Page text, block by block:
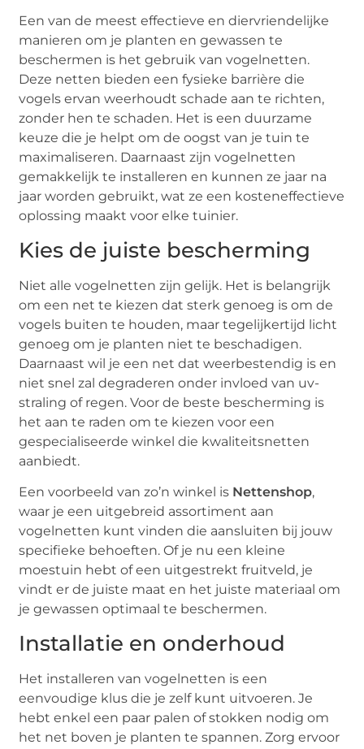
Een van de meest effectieve en diervriendelijke
manieren om je planten en gewassen te
beschermen is het gebruik van vogelnetten.
Deze netten bieden een fysieke barrière die
vogels ervan weerhoudt schade aan te richten,
zonder hen te schaden. Het is een duurzame
keuze die je helpt om de oogst van je tuin te
maximaliseren. Daarnaast zijn vogelnetten
gemakkelijk te installeren en kunnen ze jaar na
jaar worden gebruikt, wat ze een kosteneffectieve
oplossing maakt voor elke tuinier.
Kies de juiste bescherming
Niet alle vogelnetten zijn gelijk. Het is belangrijk
om een net te kiezen dat sterk genoeg is om de
vogels buiten te houden, maar tegelijkertijd licht
genoeg om je planten niet te beschadigen.
Daarnaast wil je een net dat weerbestendig is en
niet snel zal degraderen onder invloed van uv-
straling of regen. Voor de beste bescherming is
het aan te raden om te kiezen voor een
gespecialiseerde winkel die kwaliteitsnetten
aanbiedt.
Een voorbeeld van zo’n winkel is Nettenshop,
waar je een uitgebreid assortiment aan
vogelnetten kunt vinden die aansluiten bij jouw
specifieke behoeften. Of je nu een kleine
moestuin hebt of een uitgestrekt fruitveld, je
vindt er de juiste maat en het juiste materiaal om
je gewassen optimaal te beschermen.
Installatie en onderhoud
Het installeren van vogelnetten is een
eenvoudige klus die je zelf kunt uitvoeren. Je
hebt enkel een paar palen of stokken nodig om
het net boven je planten te spannen. Zorg ervoor